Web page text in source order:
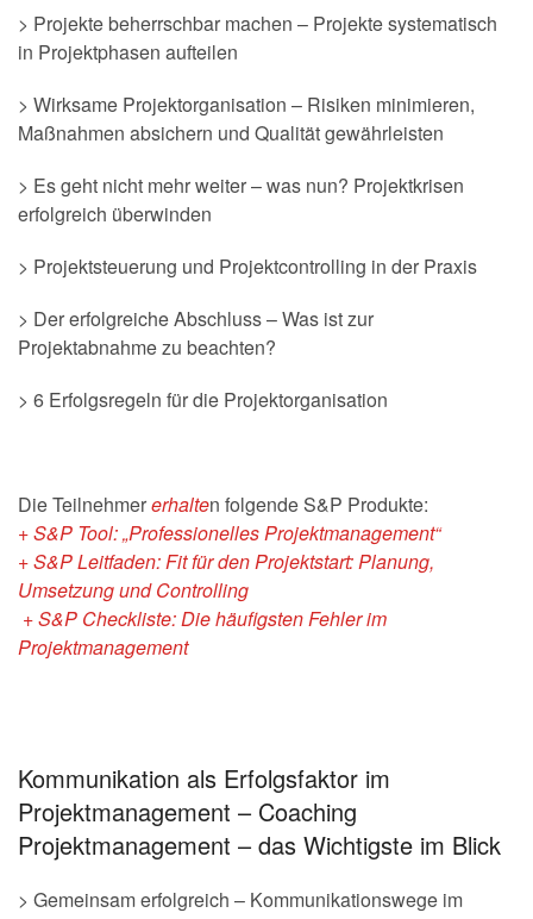
> Projekte beherrschbar machen – Projekte systematisch
in Projektphasen aufteilen
> Wirksame Projektorganisation – Risiken minimieren,
Maßnahmen absichern und Qualität gewährleisten
> Es geht nicht mehr weiter – was nun? Projektkrisen
erfolgreich überwinden
> Projektsteuerung und Projektcontrolling in der Praxis
> Der erfolgreiche Abschluss – Was ist zur
Projektabnahme zu beachten?
> 6 Erfolgsregeln für die Projektorganisation
Die Teilnehmererhalten folgende S&P Produkte:
+ S&P Tool: „Professionelles Projektmanagement“
+ S&P Leitfaden: Fit für den Projektstart: Planung,
Umsetzung und Controlling
+ S&P Checkliste: Die häufigsten Fehler im
Projektmanagement
Kommunikation als Erfolgsfaktor im
Projektmanagement – Coaching
Projektmanagement – das Wichtigste im Blick
> Gemeinsam erfolgreich – Kommunikationswege im